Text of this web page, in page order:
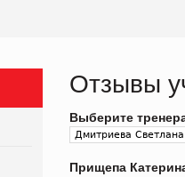
Отзывы
Выберите
Прищепа